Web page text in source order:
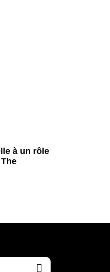
à un rôle